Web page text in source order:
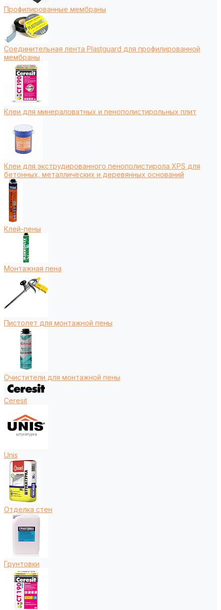
Профилированные мембраны
Соединительная лента Plastguard для профилированной
мембраны
Клеи для минераловатных и пенополистирольных плит
Клеи для экструдированного пенополистирола XPS для
бетонных, металлических и деревянных оснований
Клей-пены
Монтажная пена
Пистолет для монтажной пены
Очистители для монтажной пены
Ceresit
Unis
Отделка стен
Грунтовки